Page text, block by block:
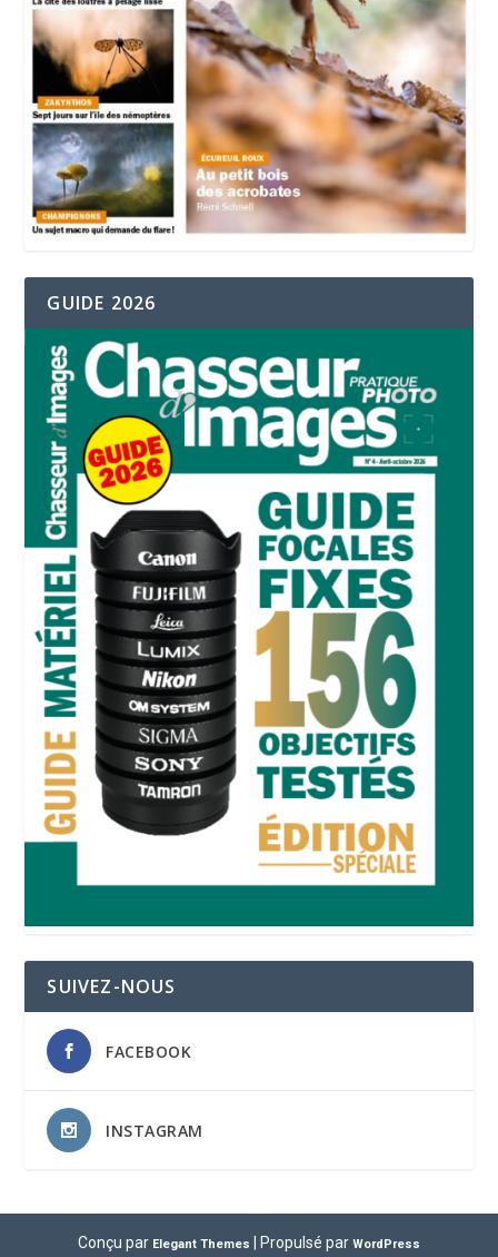
GUIDE 2026
SUIVEZ-NOUS
FACEBOOK
INSTAGRAM
Conçu par Elegant Themes | Propulsé par WordPress